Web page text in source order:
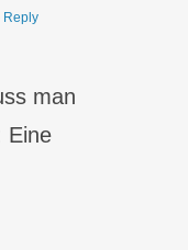
Reply
man
Eine